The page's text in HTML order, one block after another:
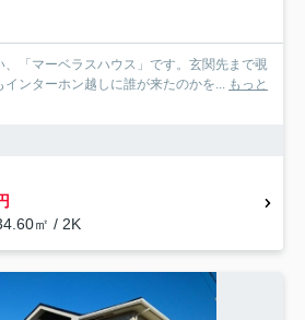
「マーベラスハウス」です。玄関先まで覗
ンターホン越しに誰が来たのかを...
もっと
㎡ / 2K